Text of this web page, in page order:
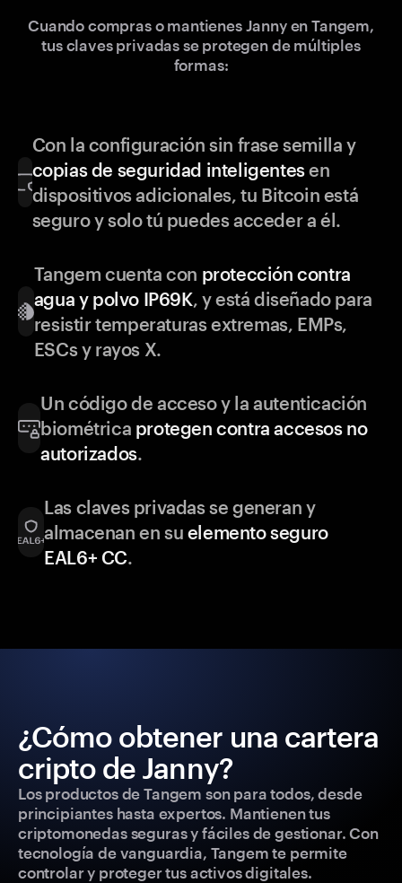
Cuando compras o mantienes Janny en Tangem,
tus claves privadas se protegen de múltiples
formas:
Con la configuración sin frase semilla y
copias de seguridad inteligentesen
dispositivos adicionales, tu Bitcoin está
seguro y solo tú puedes acceder a él.
Tangem cuenta con protección contra
agua y polvo IP69K, y está diseñado para
resistir temperaturas extremas, EMPs,
ESCs y rayos X.
Un código de acceso y la autenticación
biométrica protegen contra accesos no
autorizados.
Las claves privadas se generan y
almacenan en su elemento seguro
EAL6+ CC.
¿Cómo obtener una cartera
cripto de Janny?
Los productos de Tangem son para todos, desde
principiantes hasta expertos. Mantienen tus
criptomonedas seguras y fáciles de gestionar. Con
tecnología de vanguardia, Tangem te permite
controlar y proteger tus activos digitales.